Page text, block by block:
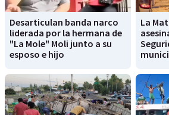
Desarticulan banda narco
liderada por la hermana de
"La Mole" Moli junto a su
esposo e hijo
La